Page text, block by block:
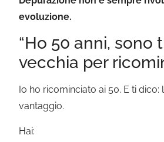
evoluzione.
“Ho 50 anni, sono
vecchia per
Io ho ricominciato ai 50. E ti dico:
vantaggio.
Hai: